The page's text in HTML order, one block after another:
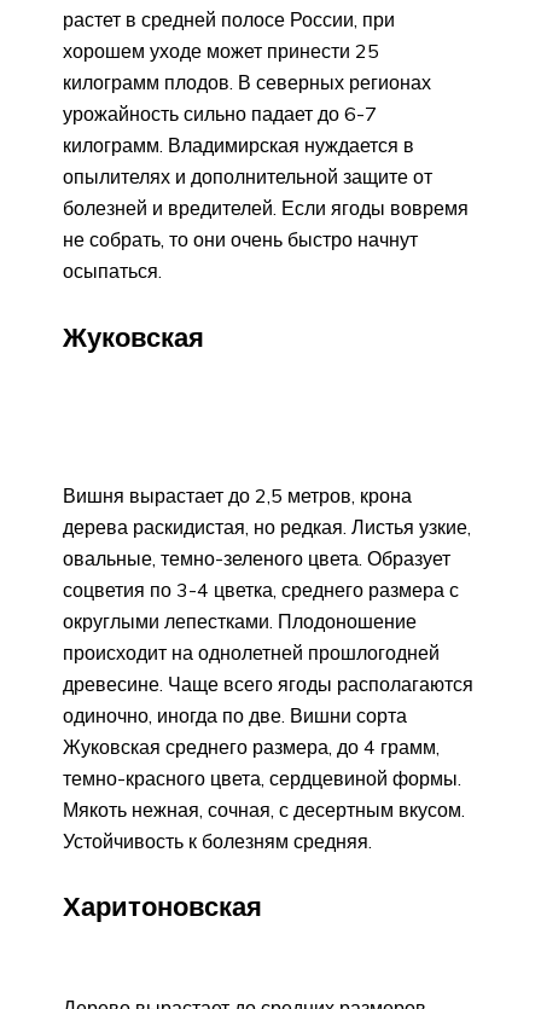
растет в средней полосе России, при
хорошем уходе может принести 25
килограмм плодов. В северных регионах
урожайность сильно падает до 6-7
килограмм. Владимирская нуждается в
опылителях и дополнительной защите от
болезней и вредителей. Если ягоды вовремя
не собрать, то они очень быстро начнут
осыпаться.
Жуковская
Вишня вырастает до 2,5 метров, крона
дерева раскидистая, но редкая. Листья узкие,
овальные, темно-зеленого цвета. Образует
соцветия по 3-4 цветка, среднего размера с
округлыми лепестками. Плодоношение
происходит на однолетней прошлогодней
древесине. Чаще всего ягоды располагаются
одиночно, иногда по две. Вишни сорта
Жуковская среднего размера, до 4 грамм,
темно-красного цвета, сердцевиной формы.
Мякоть нежная, сочная, с десертным вкусом.
Устойчивость к болезням средняя.
Харитоновская